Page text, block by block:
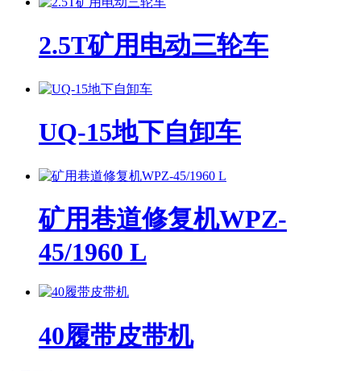
2.5T矿用电动三轮车
UQ-15地下自卸车
矿用巷道修复机WPZ-
45/1960 L
40履带皮带机